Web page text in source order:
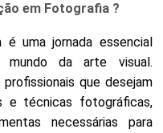
em Fotografia ?
é uma jornada essencial
da arte visual.
que desejam
e técnicas fotográficas,
necessárias para